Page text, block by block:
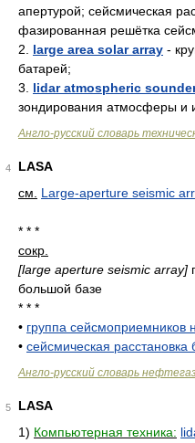
апертурой; сейсмическая
фазированная решётка
2. large area solar array -
батарей;
3. lidar atmospheric
зондирования атмосферы и
Англо-русский словарь
4
LASA
см.
Large-aperture seismic
* * *
сокр.
[large aperture seismic array]
большой базе
* * *
• группа сейсмоприемников
• сейсмическая
Англо-русский словарь
5
LASA
1) Компьютерная техника: